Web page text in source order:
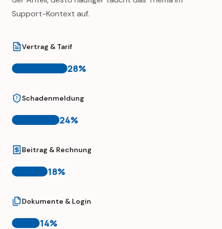
Support-Kontext auf.
Vertrag & Tarif
28%
Schadenmeldung
24%
Beitrag & Rechnung
18%
Dokumente & Login
14%